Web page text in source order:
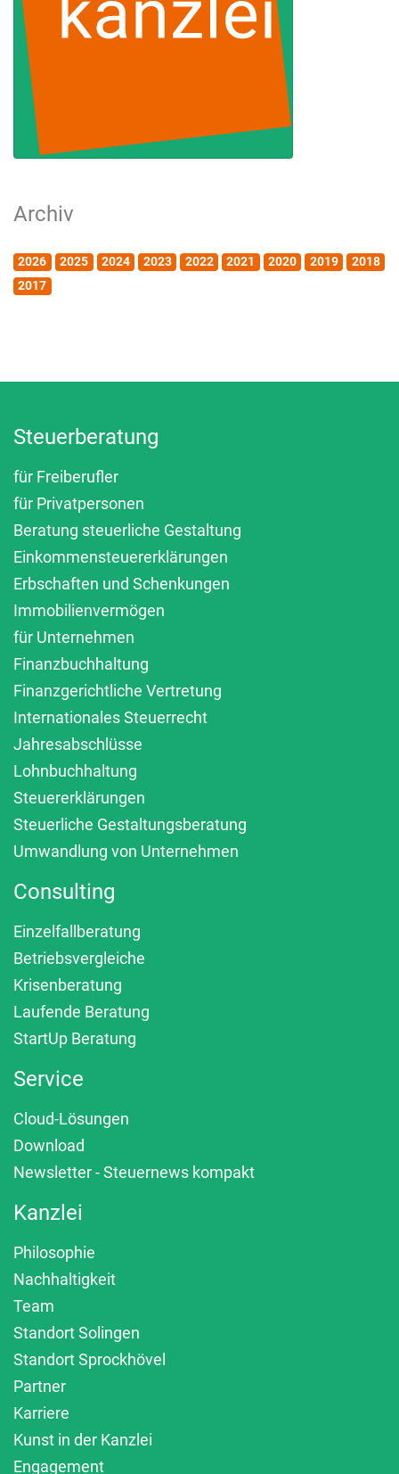
Archiv
2026 2025 2024 2023 2022 2021 2020 2019
2018
2017
Steuerberatung
für Freiberufler
für Privatpersonen
Beratung steuerliche Gestaltung
Einkommensteuererklärungen
Erbschaften und Schenkungen
Immobilienvermögen
für Unternehmen
Finanzbuchhaltung
Finanzgerichtliche Vertretung
Internationales Steuerrecht
Jahresabschlüsse
Lohnbuchhaltung
Steuererklärungen
Steuerliche Gestaltungsberatung
Umwandlung von Unternehmen
Consulting
Einzelfallberatung
Betriebsvergleiche
Krisenberatung
Laufende Beratung
StartUp Beratung
Service
Cloud-Lösungen
Download
Newsletter - Steuernews kompakt
Kanzlei
Philosophie
Nachhaltigkeit
Team
Standort Solingen
Standort Sprockhövel
Partner
Karriere
Kunst in der Kanzlei
Engagement